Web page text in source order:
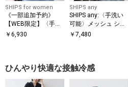
SHIPS for women
《一部追加予約》
【WEB限定】〈手洗
い可能〉アイレット
￥ 6,930
SHIPS any
SHIPS any:〈手洗い
可能〉メッシュ シア
ー ハンカチ スリーブ
￥7,480
ひんやり快適な接触冷感